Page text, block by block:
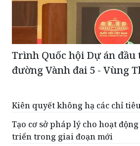
Trình Quốc hội Dự án
đường Vành đai 5 - Vùng
Kiên quyết không hạ các chỉ
Tạo cơ sở pháp lý cho hoạt
triển trong giai đoạn mới